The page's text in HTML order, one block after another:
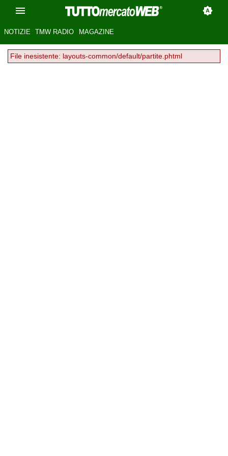
NOTIZIE TMW RADIO MAGAZINE
File inesistente: layouts-common/default/partite.phtml